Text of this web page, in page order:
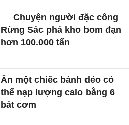
Chuyện người đặc công
Rừng Sác phá kho bom đạn
hơn 100.000 tấn
Ăn một chiếc bánh dẻo có
thể nạp lượng calo bằng 6
bát cơm